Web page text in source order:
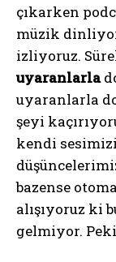
çıkarken
müzik
izliyoruz.
uyaranlarla
uyaranlarla
şeyi
kendi sesimizi
bazense
alışıyoruz ki
gelmiyor.